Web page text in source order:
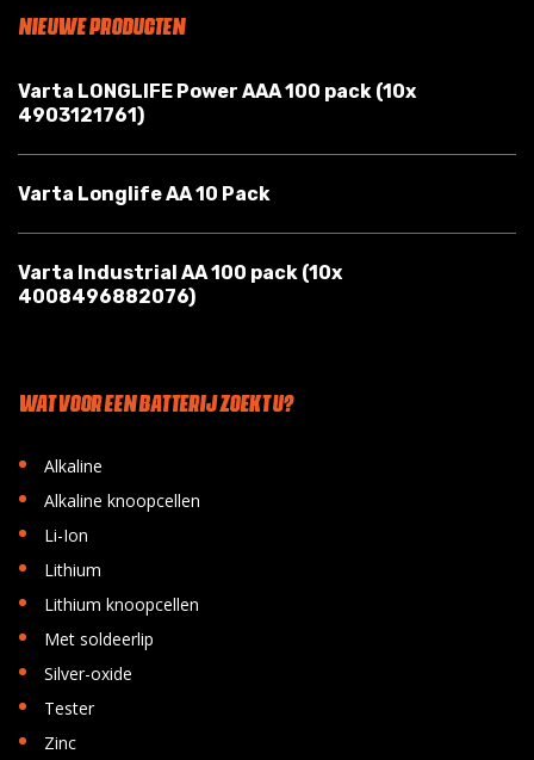
NIEUWE PRODUCTEN
Varta LONGLIFE Power AAA 100 pack (10x
4903121761)
Varta Longlife AA 10 Pack
Varta Industrial AA 100 pack (10x
4008496882076)
WAT VOOR EEN BATTERIJ ZOEKT U?
• Alkaline
• Alkaline knoopcellen
• Li-Ion
• Lithium
• Lithium knoopcellen
• Met soldeerlip
• Silver-oxide
• Tester
• Zinc